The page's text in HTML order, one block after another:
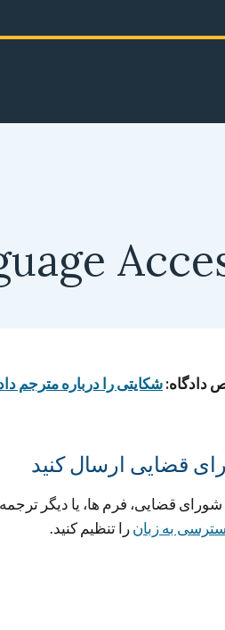
دادگاە:شکایتی را دربارە مترجم
قضایی ارسال کنید
قضایی، فرم ها، یا دیگر
بە زبانرا تنظیم کنید.